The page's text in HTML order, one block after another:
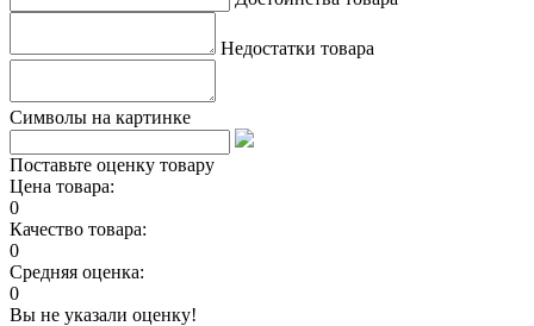
Недостатки товара
Символы на картинке
Поставьте оценку товару
Цена товара:
0
Качество товара:
0
Средняя оценка:
0
Вы не указали оценку!